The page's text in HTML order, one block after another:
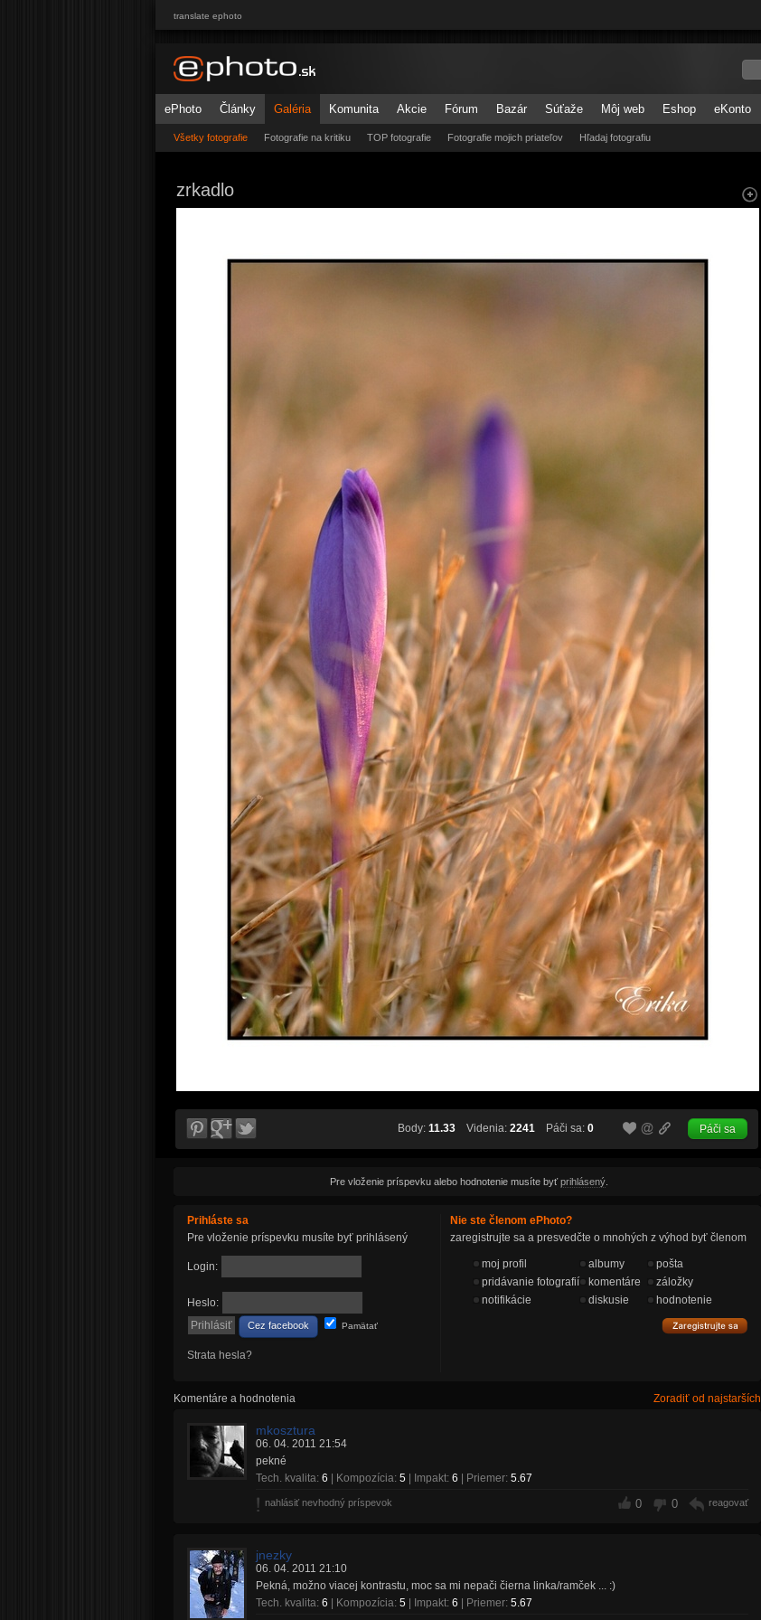
translate ephoto
ePhoto Články Galéria
Všetky fotografie Fotografie na kritiku TOP fotografie Fotografie mojich priateľov Hľadaj fotografiu
Komunita Akcie Fórum Bazár Súťaže Môj web Eshop eKonto
zrkadlo
Body: 11.33 Videnia: 2241 Páči sa: 0 Páči sa
Pre vloženie príspevku alebo hodnotenie musíte byťprihlásený.
Prihláste sa
Pre vloženie príspevku musíte byť prihlásený
Login:
Heslo:
Cez facebook Pamätať
Strata hesla?
Nie ste členom ePhoto?
zaregistrujte sa a presvedčte o mnohých z výhod byť členom
moj profil albumy
pošta
pridávanie fotografií
komentáre
záložky
notifikácie
diskusie hodnotenie
Komentáre a hodnotenia Zoradiť od najstarších
mkosztura
06. 04. 2011 21:54
pekné
Tech. kvalita: 6 | Kompozícia: 5 | Impakt: 6 | Priemer: 5.67
nahlásiť nevhodný príspevok reagovať
0
0
jnezky
06. 04. 2011 21:10
Pekná, možno viacej kontrastu, moc sa mi nepači čierna linka/ramček ... :)
Tech. kvalita: 6 | Kompozícia: 5 | Impakt: 6 | Priemer: 5.67